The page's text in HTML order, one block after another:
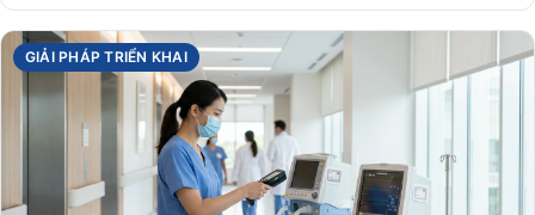
GIẢI PHÁP TRIỂN KHAI